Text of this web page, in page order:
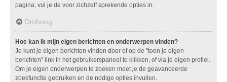
pagina, vul je de voor zichzelf sprekende opties in.
Omhoog
Hoe kan ik mijn eigen berichten en onderwerpen vinden?
Je kunt je eigen berichten vinden door of op de "toon je eigen
berichten" link in het gebruikerspaneel te klikken, of via je eigen profiel.
Om je eigen onderwerpen te zoeken moet je de geavanceerde
zoekfunctie gebruiken en de nodige opties invullen.